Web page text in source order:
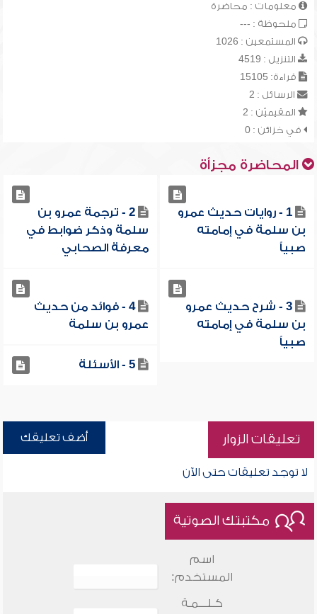
معلومات : محاضرة
ملحوظة : ---
المستمعين : 1026
التنزيل : 4519
قراءة: 15105
الرسائل : 2
المقيميّن : 2
في خزائن : 0
المحاضرة مجزأة
1 - روايات حديث عمرو
بن سلمة في إمامته
صبياً
2 - ترجمة عمرو بن
سلمة وذكر ضوابط في
معرفة الصحابي
3 - شرح حديث عمرو
بن سلمة في إمامته
صبياً
4 - فوائد من حديث
عمرو بن سلمة
5 - الأسئلة
تعليقات الزوار أضف تعليقك
لا توجد تعليقات حتى الآن
مكتبتك الصوتية
اسم
المستخدم:
كـلـــمـة